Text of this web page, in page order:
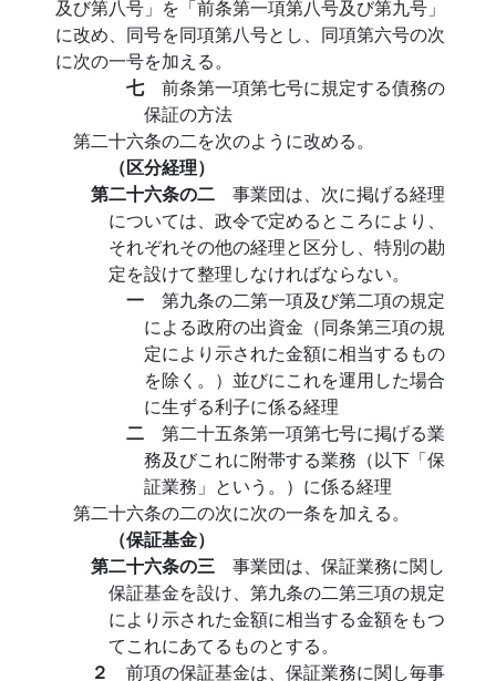
及び第八号」を「前条第一項第八号及び第九号」
に改め、同号を同項第八号とし、同項第六号の次
に次の一号を加える。
七 前条第一項第七号に規定する債務の
保証の方法
第二十六条の二を次のように改める。
（区分経理）
第二十六条の二 事業団は、次に掲げる経理
については、政令で定めるところにより、
それぞれその他の経理と区分し、特別の勘
定を設けて整理しなければならない。
一 第九条の二第一項及び第二項の規定
による政府の出資金（同条第三項の規
定により示された金額に相当するもの
を除く。）並びにこれを運用した場合
に生ずる利子に係る経理
二 第二十五条第一項第七号に掲げる業
務及びこれに附帯する業務（以下「保
証業務」という。）に係る経理
第二十六条の二の次に次の一条を加える。
（保証基金）
第二十六条の三 事業団は、保証業務に関し
保証基金を設け、第九条の二第三項の規定
により示された金額に相当する金額をもつ
てこれにあてるものとする。
２ 前項の保証基金は、保証業務に関し毎事